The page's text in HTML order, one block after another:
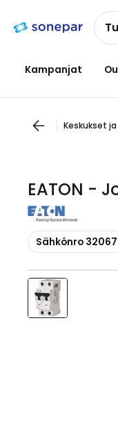
navigointiinsisältöön
Kampanjat
Keskukset
EATON -
Kopioi
Sähkönro